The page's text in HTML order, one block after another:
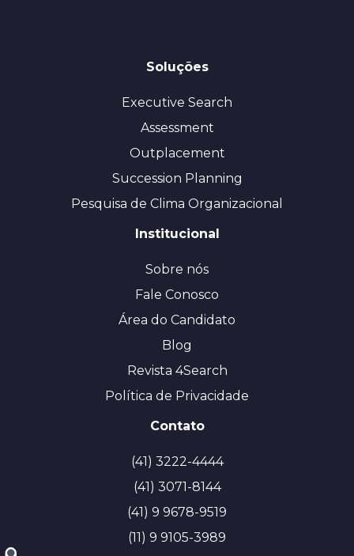
Soluções
Executive Search
Assessment
Outplacement
Succession Planning
Pesquisa de Clima Organizacional
Institucional
Sobre nós
Fale Conosco
Área do Candidato
Blog
Revista 4Search
Política de Privacidade
Contato
(41) 3222-4444
(41) 3071-8144
(41) 9 9678-9519
(11) 9 9105-3989